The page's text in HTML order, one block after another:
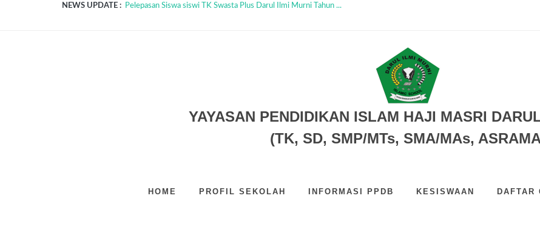
NEWS UPDATE :
Pelepasan Siswa siswi TK Swasta Plus Darul Ilmi Murni Tahun ...
PELAKSANAAN UPACARA BENDERA MEMPERINGATI HARI PENDIDIKAN NAS...
YAYASAN PENDIDIKAN ISLAM HAJI MASRI
(TK, SD, SMP/MTs, SMA/MAs,
HOME PROFIL SEKOLAH INFORMASI PPDB KESISWAAN DAFTAR